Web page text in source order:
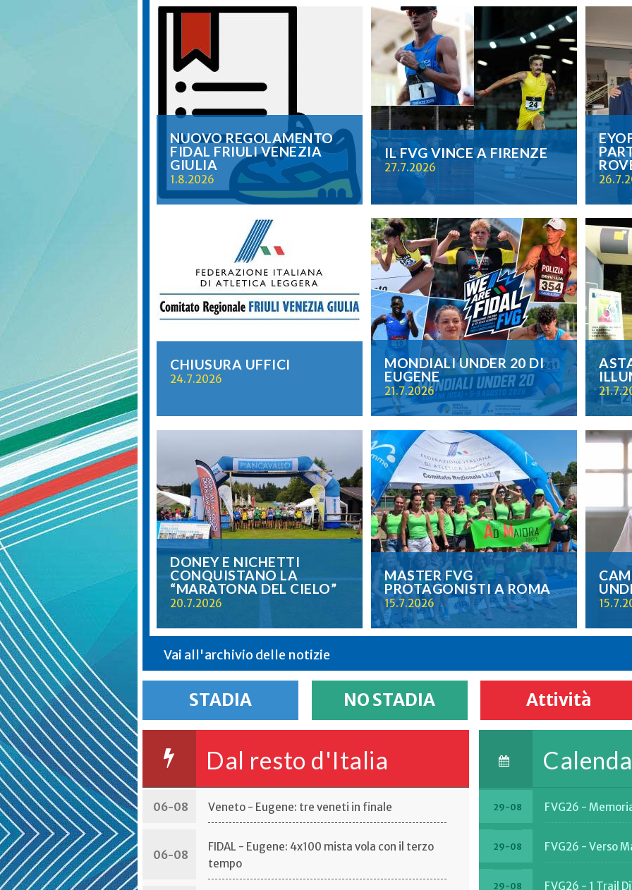
NUOVO REGOLAMENTO
FIDAL FRIULI VENEZIA
GIULIA
1.8.2026
IL FVG VINCE A FIRENZE
27.7.2026
CHIUSURA UFFICI
24.7.2026
MONDIALI UNDER 20 DI
EUGENE
21.7.2026
DONEY E NICHETTI
CONQUISTANO LA
“MARATONA DEL CIELO”
20.7.2026
MASTER FVG
PROTAGONISTI A ROMA
15.7.2026
Vai all'archivio delle notizie
STADIA NO STADIA Attività
Dal resto d'Italia
06-08 Veneto - Eugene: tre veneti in finale
06-08
FIDAL - Eugene: 4x100 mista vola con il terzo
tempo
29-08 FVG26 -
29-08 FVG26 - Verso
29-08 FVG26 - 1 Trail